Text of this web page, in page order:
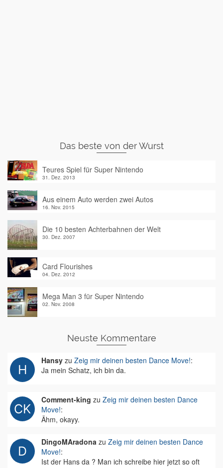
Das beste von der Wurst
Teures Spiel für Super Nintendo
31. Dez. 2013
Aus einem Auto werden zwei Autos
16. Nov. 2015
Die 10 besten Achterbahnen der Welt
30. Dez. 2007
Card Flourishes
04. Dez. 2012
Mega Man 3 für Super Nintendo
02. Nov. 2008
Neuste Kommentare
Hansy zu Zeig mir deinen besten Dance Move!:
Ja mein Schatz, ich bin da.
Comment-king zu Zeig mir deinen besten Dance
Move!:
Ähm, okayy.
DingoMAradona zu Zeig mir deinen besten Dance
Move!:
Ist der Hans da ? Man ich schreibe hier jetzt so oft